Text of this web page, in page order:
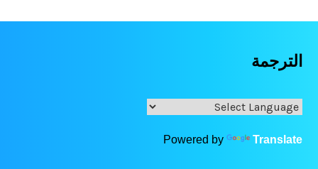
الترجمة
Powered by Translate